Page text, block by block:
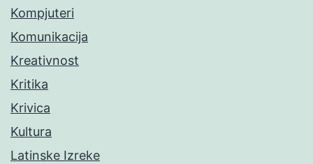
Kompjuteri
Komunikacija
Kreativnost
Kritika
Krivica
Kultura
Latinske Izreke